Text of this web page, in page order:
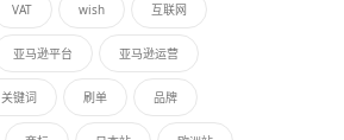
VAT wish 互联网
亚马逊平台 亚马逊运营
关键词 刷单 品牌